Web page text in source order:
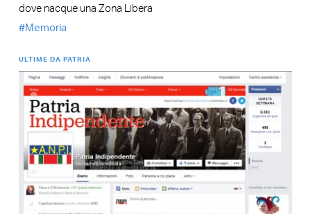
dove nacque una Zona Libera
Memoria
ULTIME DA PATRIA